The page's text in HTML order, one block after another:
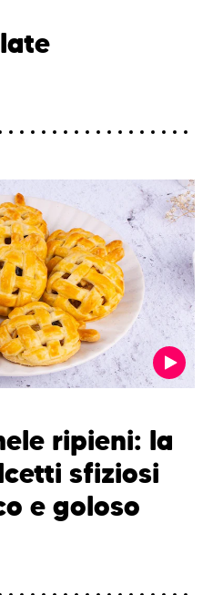
ripieni: la
sfiziosi
e goloso